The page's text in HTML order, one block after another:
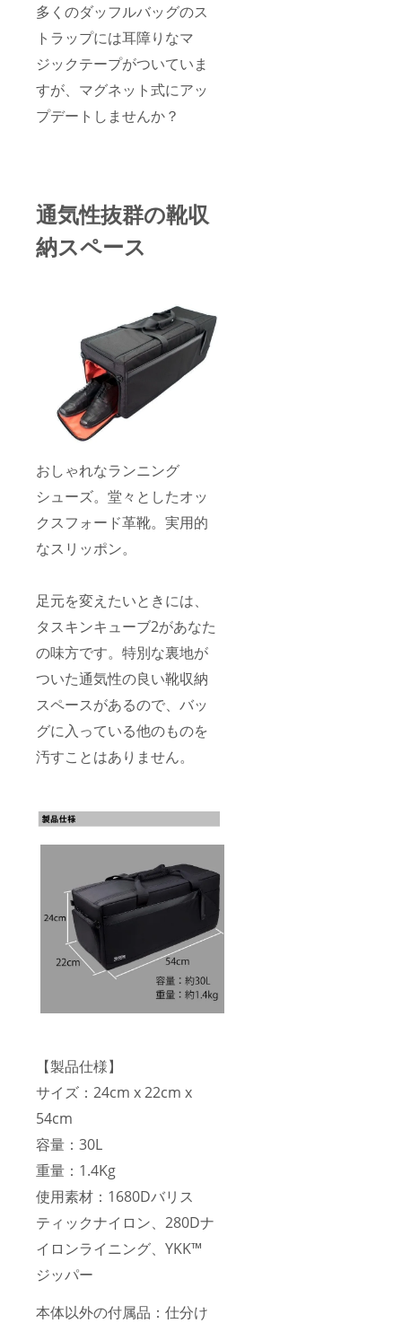
多くのダッフルバッグのス
トラップには耳障りなマ
ジックテープがついていま
すが、マグネット式にアッ
プデートしませんか？
通気性抜群の靴収
納スペース
おしゃれなランニング
シューズ。堂々としたオッ
クスフォード革靴。実用的
なスリッポン。
足元を変えたいときには、
タスキンキューブ2があなた
の味方です。特別な裏地が
ついた通気性の良い靴収納
スペースがあるので、バッ
グに入っている他のものを
汚すことはありません。
【製品仕様】
サイズ：24cm x 22cm x
54cm
容量：30L
重量：1.4Kg
使用素材：1680Dバリス
ティックナイロン、280Dナ
イロンライニング、YKK™
ジッパー
本体以外の付属品：仕分け